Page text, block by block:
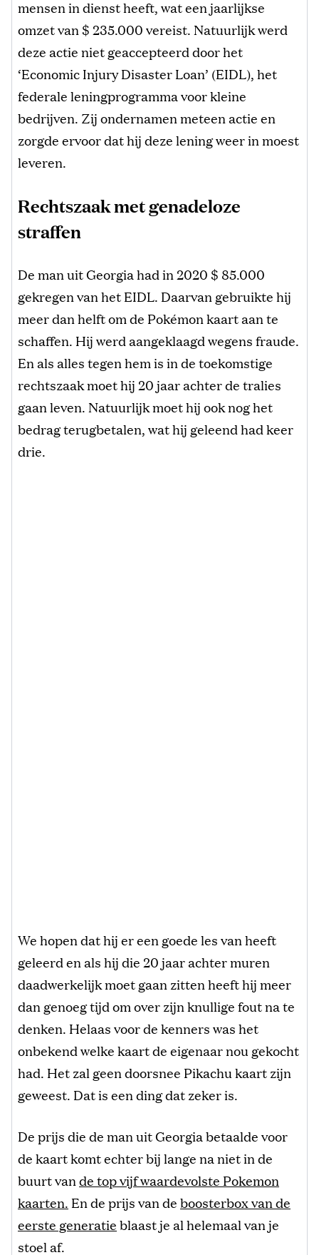
mensen in dienst heeft, wat een jaarlijkse
omzet van $ 235.000 vereist. Natuurlijk werd
deze actie niet geaccepteerd door het
‘Economic Injury Disaster Loan’ (EIDL), het
federale leningprogramma voor kleine
bedrijven. Zij ondernamen meteen actie en
zorgde ervoor dat hij deze lening weer in moest
leveren.
Rechtszaak met genadeloze
straffen
De man uit Georgia had in 2020 $ 85.000
gekregen van het EIDL. Daarvan gebruikte hij
meer dan helft om de ​​Pokémon kaart aan te
schaffen. Hij werd aangeklaagd wegens fraude.
En als alles tegen hem is in de toekomstige
rechtszaak moet hij 20 jaar achter de tralies
gaan leven. Natuurlijk moet hij ook nog het
bedrag terugbetalen, wat hij geleend had keer
drie.
We hopen dat hij er een goede les van heeft
geleerd en als hij die 20 jaar achter muren
daadwerkelijk moet gaan zitten heeft hij meer
dan genoeg tijd om over zijn knullige fout na te
denken. Helaas voor de kenners was het
onbekend welke kaart de eigenaar nou gekocht
had. Het zal geen doorsnee Pikachu kaart zijn
geweest. Dat is een ding dat zeker is.
De prijs die de man uit Georgia betaalde voor
de kaart komt echter bij lange na niet in de
buurt vande top vijf waardevolste Pokemon
kaarten. En de prijs van deboosterbox van de
eerste generatieblaast je al helemaal van je
stoel af.